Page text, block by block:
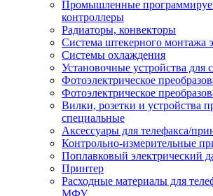
Промышленные
контроллеры
Радиаторы, конвекторы
Система штекерного монтажа
Системы охлаждения
Установочные устройства
Фотоэлектрическое
Фотоэлектрическое
Вилки, розетки и устройства
специальные
Аксессуары для телефакса/
Контрольно-измерительные
Поплавковый электрический
Принтер
Расходные материалы для
МФУ